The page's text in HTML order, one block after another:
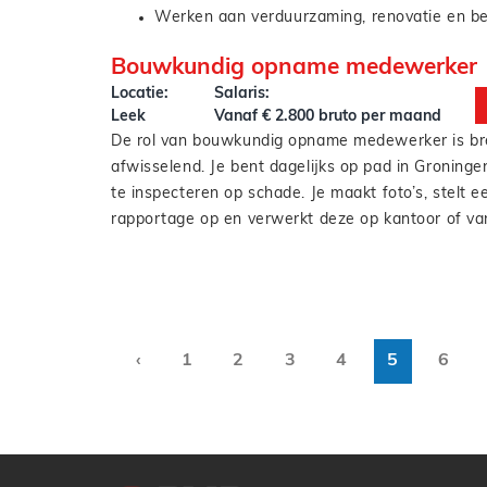
onderaannemers en andere stakeholders.
Werken aan verduurzaming, renovatie en
kunt of wilt leren)
Overleggen met architecten en
Bouwkundig opname medewerker
Locatie:
Leek
Salaris:
Vanaf € 2.800 bruto per maand
De rol van bouwkundig opname medewerker is
afwisselend. Je bent dagelijks op pad in
te inspecteren op schade. Je maakt foto’s, stelt
rapportage op en verwerkt deze op kantoor of
oog hebt voor detail en professioneel omgaat met
Eerste aanspreekpunt zijn voor bewoners
‹ 1 2 3 4 5 6